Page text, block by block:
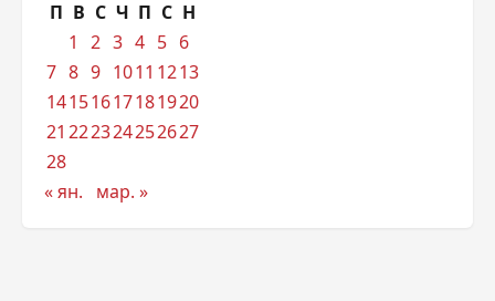
П В С Ч П С Н
1
2 3 4 5 6
7 8 9 1011 1213
14151617181920
21 222324252627
28
« ян.
мар. »